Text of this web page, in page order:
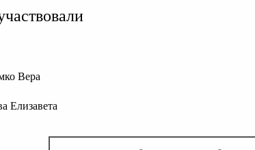
Вера
Елизавета